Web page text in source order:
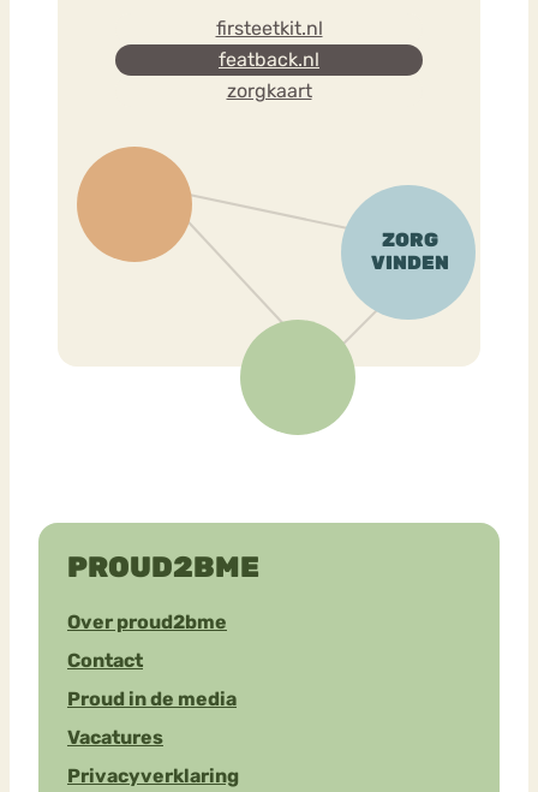
firsteetkit.nl
featback.nl
zorgkaart
PROUD2BME
Over proud2bme
Contact
Proud in de media
Vacatures
Privacyverklaring